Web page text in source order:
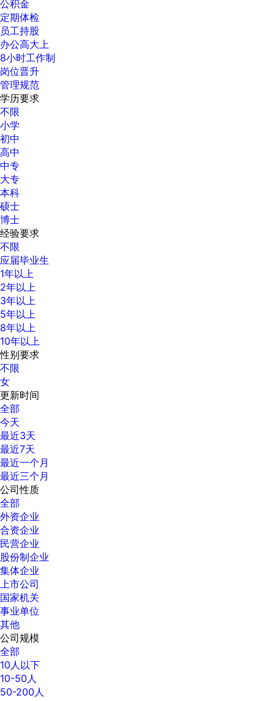
公积金
定期体检
员工持股
办公高大上
8小时工作制
岗位晋升
管理规范
学历要求
不限
小学
初中
高中
中专
大专
本科
硕士
博士
经验要求
不限
应届毕业生
1年以上
2年以上
3年以上
5年以上
8年以上
10年以上
性别要求
不限
女
更新时间
全部
今天
最近3天
最近7天
最近一个月
最近三个月
公司性质
全部
外资企业
合资企业
民营企业
股份制企业
集体企业
上市公司
国家机关
事业单位
其他
公司规模
全部
10人以下
10-50人
50-200人